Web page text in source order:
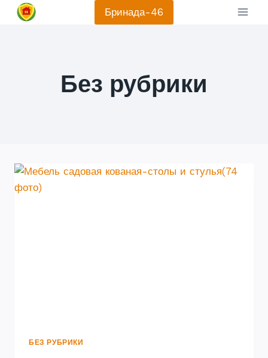
Перейти
Бринада-46
Без рубрики
БЕЗ РУБРИКИ